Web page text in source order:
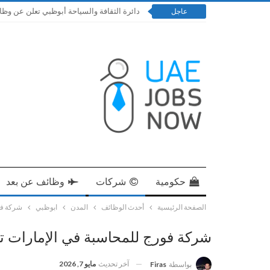
عاجل دائرة الثقافة والسياحة أبوظبي تعلن عن وظائف
حكومية شركات وظائف عن بعد
الصفحة الرئيسية أحدث الوظائف المدن ابوظبي شركة
شركة فورج للمحاسبة في
بواسطة Firas آخر تحديث مايو 7, 2026